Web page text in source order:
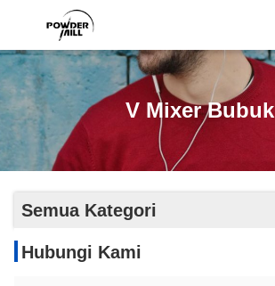
V Mixer Bubuk
Semua Kategori
Hubungi Kami